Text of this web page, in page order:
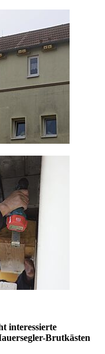
interessierte
Brutkästen